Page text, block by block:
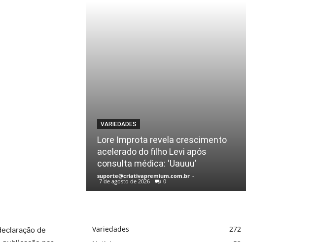
de
VARIEDADES
Lore Improta revela crescimento
acelerado do filho Levi após
consulta médica: ‘Uauuu’
suporte@criativapremium.com.br -
7 de agosto de 2026 0
Variedades
272